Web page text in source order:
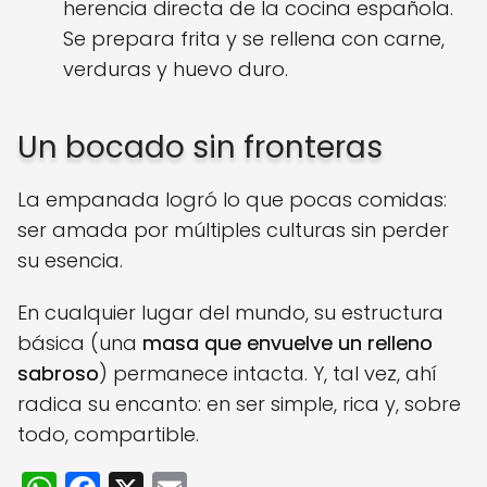
herencia directa de la cocina española.
Se prepara frita y se rellena con carne,
verduras y huevo duro.
Un bocado sin fronteras
La empanada logró lo que pocas comidas:
ser amada por múltiples culturas sin perder
su esencia.
En cualquier lugar del mundo, su estructura
básica (una masa que envuelve un relleno
sabroso) permanece intacta. Y, tal vez, ahí
radica su encanto: en ser simple, rica y, sobre
todo, compartible.